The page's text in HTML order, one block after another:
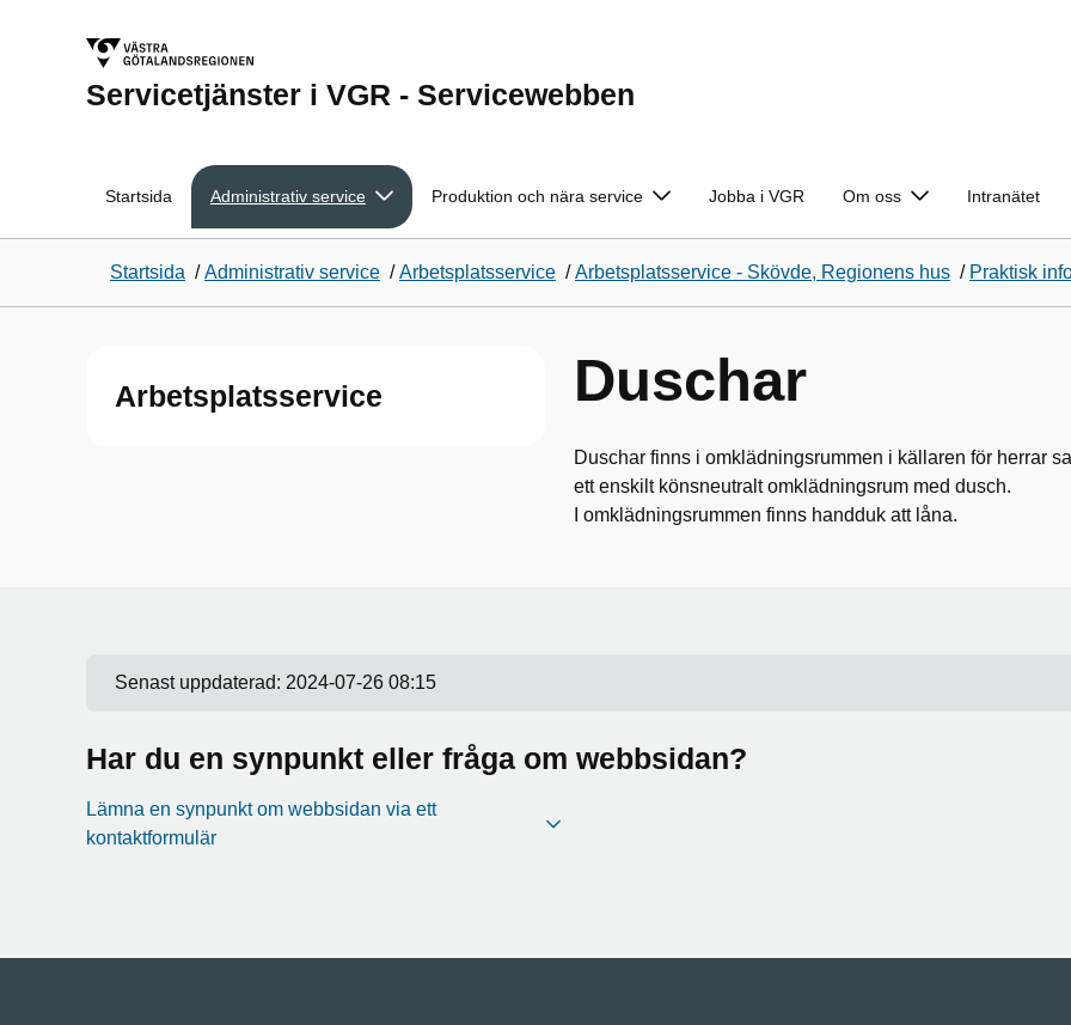
Servicetjänster i VGR - Servicewebben
Startsida Administrativ service Produktion och nära service Jobba i VGR Om oss Intranätet
Startsida /Administrativ service /Arbetsplatsservice /Arbetsplatsservice - Skövde, Regionens hus / Praktisk
Arbetsplatsservice Duschar
Duschar finns i omklädningsrummen i källaren för herrar
ett enskilt könsneutralt omklädningsrum med dusch.
I omklädningsrummen finns handduk att låna.
Senast uppdaterad: 2024-07-26 08:15
Har du en synpunkt eller fråga om webbsidan?
Lämna en synpunkt om webbsidan via ett
kontaktformulär